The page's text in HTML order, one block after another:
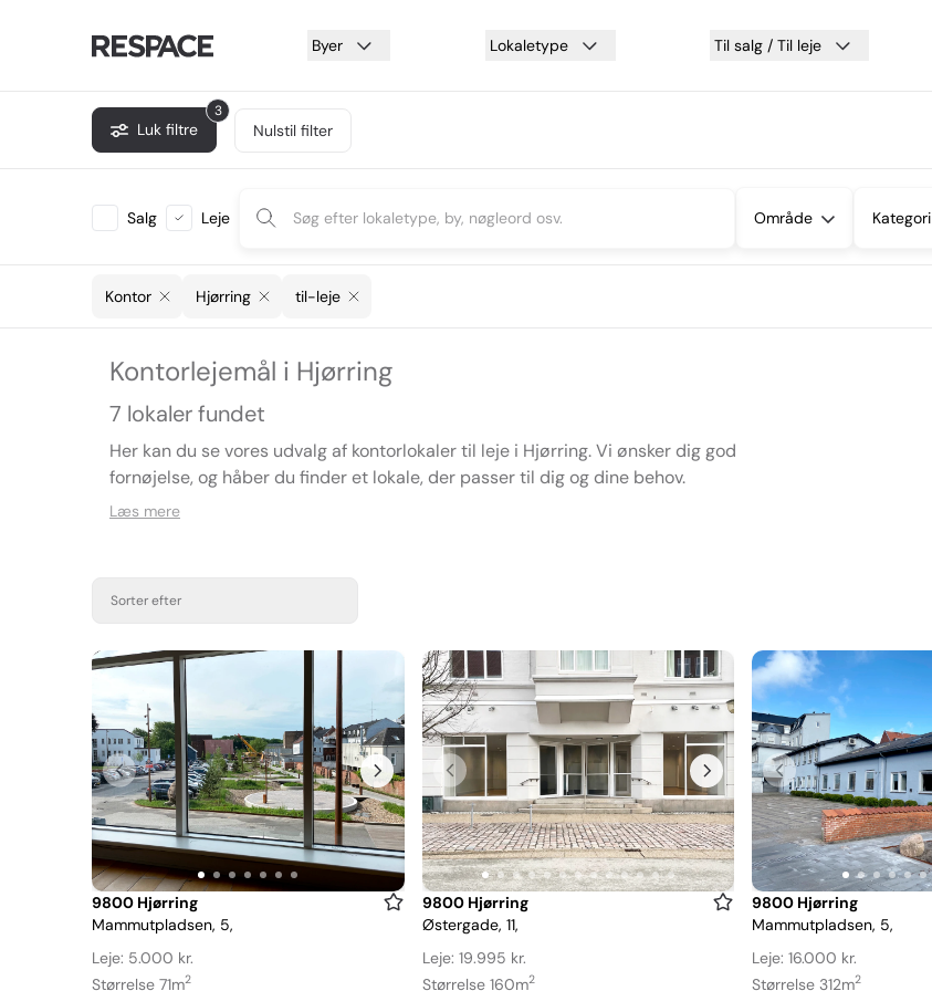
Byer Lokaletype Til salg / Til leje
3
Luk filtre Nulstil filter
Salg Leje Område Kategori
Kontor Hjørring til-leje
Kontorlejemål i Hjørring
7 lokaler fundet
Her kan du se vores udvalg af kontorlokaler til leje i Hjørring. Vi ønsker dig god
fornøjelse, og håber du finder et lokale, der passer til dig og dine behov.
Læs mere
Sorter efter
Item
1
of
7
9800 Hjørring
Mammutpladsen, 5,
Leje: 5.000 kr.
Størrelse 71m2
Item
1
of
13
9800 Hjørring
Østergade, 11,
Leje: 19.995 kr.
Størrelse 160m2
Item
1
of
9
9800 Hjørring
Mammutpladsen, 5,
Leje: 16.000 kr.
Størrelse 312m2